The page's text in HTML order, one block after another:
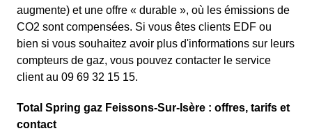
augmente) et une offre « durable », où les émissions de
CO2 sont compensées. Si vous êtes clients EDF ou
bien si vous souhaitez avoir plus d'informations sur leurs
compteurs de gaz, vous pouvez contacter le service
client au 09 69 32 15 15.
Total Spring gaz Feissons-Sur-Isère : offres, tarifs et
contact